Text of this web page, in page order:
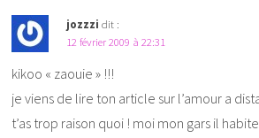
jozzzi dit :
12 février 2009 à 22:31
kikoo « zaouie » !!!
je viens de lire ton article sur l’amour a
t’as trop raison quoi ! moi mon gars il